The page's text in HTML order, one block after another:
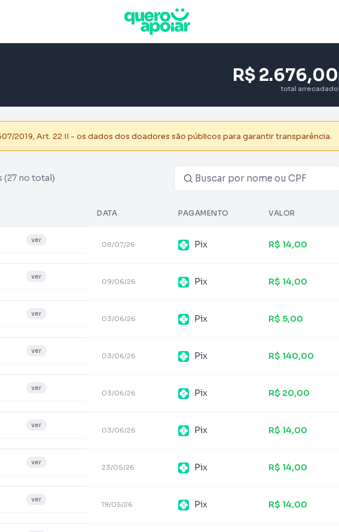
R$ 2.676,00
total arrecadado
2019, Art. 22 II - os dados dos doadores são públicos para garantir transparência.
(27 no total)
DATA PAGAMENTO VALOR
ver
08/07/26 Pix R$ 14,00
ver
09/06/26 Pix R$ 14,00
ver
03/06/26 Pix R$ 5,00
ver
03/06/26 Pix R$ 140,00
ver
03/06/26 Pix R$ 20,00
ver
03/06/26 Pix R$ 14,00
ver
23/05/26 Pix R$ 14,00
ver
19/05/26 Pix R$ 14,00